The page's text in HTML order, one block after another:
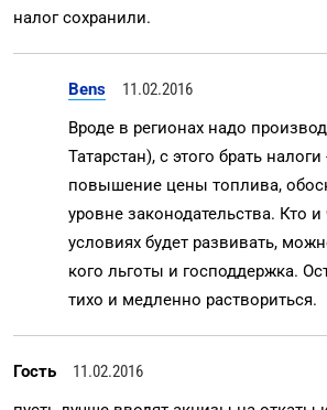
налог сохранили.
Bens
11.02.2016
Вроде в регионах надо
Татарстан), с этого брать налоги
повышение цены топлива,
уровне законодательства. Кто и
условиях будет развивать,
кого льготы и господдержка.
тихо и медленно раствориться.
Гость
11.02.2016